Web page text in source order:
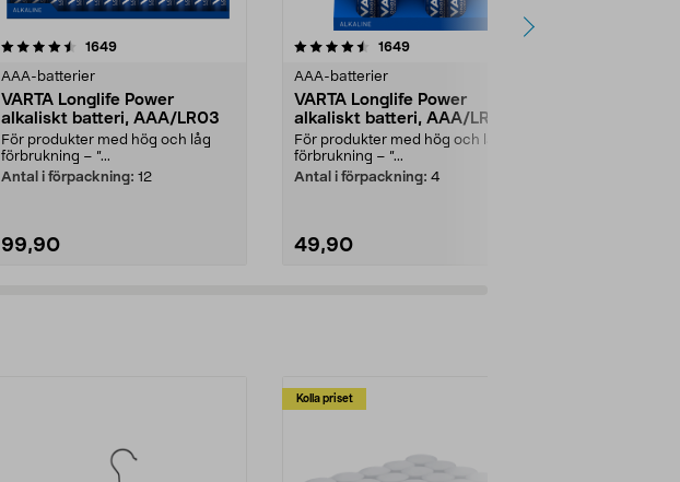
1649recensioner
AAA-batterier
VARTA Longlife Power
alkaliskt batteri, AAA/LR03
För produkter med hög och låg
förbrukning – ”...
Antal i förpackning: 12
99,90
4.5av 5 stjärnor 1649recensioner
AAA-batterier
VARTA Longlife Power
alkaliskt batteri, AAA/LR03
För produkter med hög och låg
förbrukning – ”...
Antal i förpackning: 4
49,90
4.5av 5 stjärnor
Kolla priset